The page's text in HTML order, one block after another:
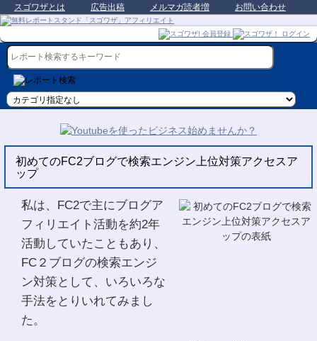
スゴワザとは 広告出稿 メルマガ読者増 お問い合わせ
初めてのFC2ブログで検索エンジン上位対策アクセスア
ップ
私は、FC2で主にブログア
フィリエイト活動を約2年
活動していたこともあり、
FC２ブログの検索エンジ
ン対策として、いろいろな
手法をとりいれてみまし
た。